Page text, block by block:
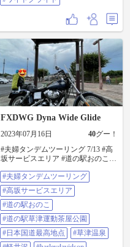
FXDWG Dyna Wide Glide
2023年07月16日 40グー！
#夫婦タンデムツーリング 7/13 #高
坂サービスエリア #道の駅おのこ #
最高地点 #草津温泉 #軽井沢
#harleydavidson #fxdwg #dyna
#dynawideglide #wideglide #tc88 #ハ
ーレーダビッドソン #ダイナワイド
グライド #ワイドグライド #コウペ
ンちゃん
#夫婦タンデムツーリング
#高坂サービスエリア
#道の駅おのこ
#道の駅草津運動茶屋公園
#日本国道最高地点
#草津温泉